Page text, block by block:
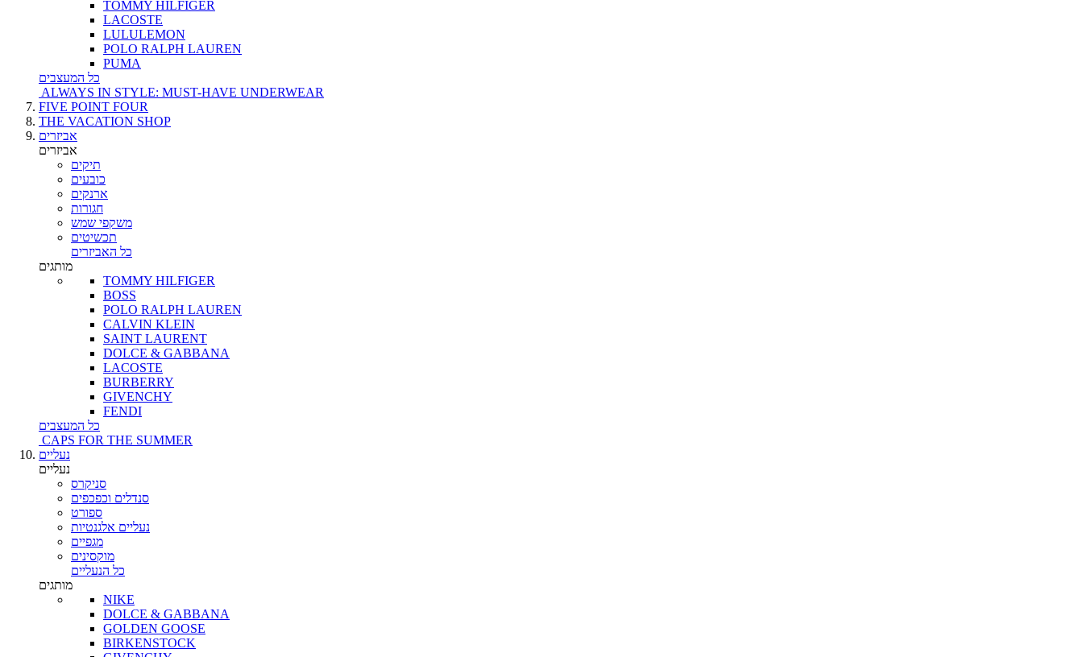
TOMMY HILFIGER
LACOSTE
LULULEMON
POLO RALPH LAUREN
PUMA
כל המעצבים
ALWAYS IN STYLE: MUST-HAVE UNDERWEAR
FIVE POINT FOUR
THE VACATION SHOP
אביזרים
אביזרים
תיקים
כובעים
ארנקים
חגורות
משקפי שמש
תכשיטים
כל האביזרים
מותגים
TOMMY HILFIGER
BOSS
POLO RALPH LAUREN
CALVIN KLEIN
SAINT LAURENT
DOLCE & GABBANA
LACOSTE
BURBERRY
GIVENCHY
FENDI
כל המעצבים
CAPS FOR THE SUMMER
נעליים
נעליים
סניקרס
סנדלים וכפכפים
ספורט
נעליים אלגנטיות
מגפיים
מוקסינים
כל הנעליים
מותגים
NIKE
DOLCE & GABBANA
GOLDEN GOOSE
BIRKENSTOCK